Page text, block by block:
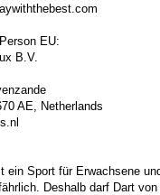
EU:
B.V.
AE, Netherlands
ein Sport für Erwachsene
Deshalb darf Dart